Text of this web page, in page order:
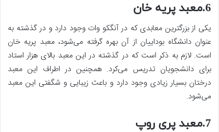
6.معبد پریه خان
یکی از بزرگترین معابدی که در آنگکو وات وجود دارد و در گذشته به
عنوان دانشگاه بوداییان از آن بهره گرفته می‌شود، معبد پریه خان
است. لازم به ذکر است که در گذشته در این معبد بالای هزار استاد
برای دانشجویان تدریس می‌کرد. همچنین در اطراف این معبد
درختان بسیار زیادی وجود دارد و باعث زیبایی و شگفتی این معبد
می‌شود.
7.معبد پری روپ